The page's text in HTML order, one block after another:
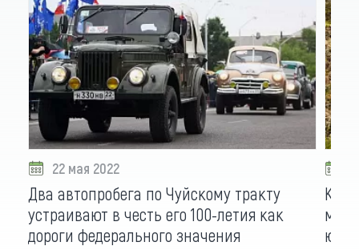
22 мая 2022
Два автопробега по Чуйскому тракту
устраивают в честь его 100-летия как
дороги федерального значения